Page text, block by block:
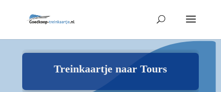
Treinkaartje naar Tours